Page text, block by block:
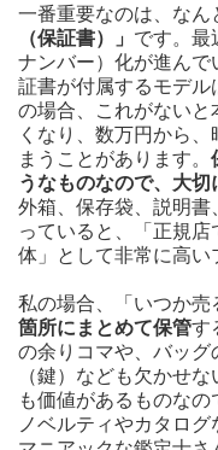
一番重要なのは、なん
（保証書）」 です。最
ナンバー）化が進ん
証書が付属するモデ
の場合、これがない
くなり、数万円から
まうことがあります。
うなものなので、大
外箱、保存袋、説明
っていると、「正規
体」として非常に高い
私の場合、「いつか売
箇所にまとめて保管す
の余りコマや、バッ
（鍵）なども欠かせ
も価値があるものなの
ノベルティやカタロ